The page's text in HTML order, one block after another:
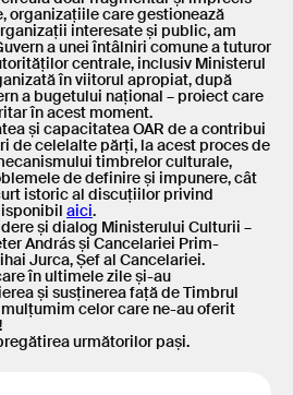
organizațiile care gestionează
interesate și public, am
a unei întâlniri comune a tuturor
centrale, inclusiv Ministerul
în viitorul apropiat, după
a bugetului național – proiect care
în acest moment.
și capacitatea OAR de a contribui
de celelalte părți, la acest proces de
timbrelor culturale,
de definire și impunere, cât
istoric al discuțiilor privind
aici.
și dialog Ministerului Culturii –
András și Cancelariei Prim-
Jurca, Șef al Cancelariei.
în ultimele zile și-au
și susținerea față de Timbrul
celor care ne-au oferit
următorilor pași.